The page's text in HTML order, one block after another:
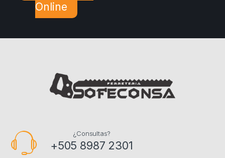
Online
¿Consultas?
+505 8987 2301